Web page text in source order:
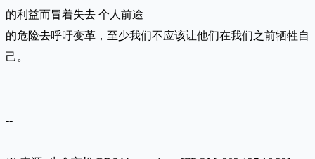
的利益而冒着失去 个人前途
的危险去呼吁变革，至少我们不应该让他们在我们之前牺牲自
己。
--